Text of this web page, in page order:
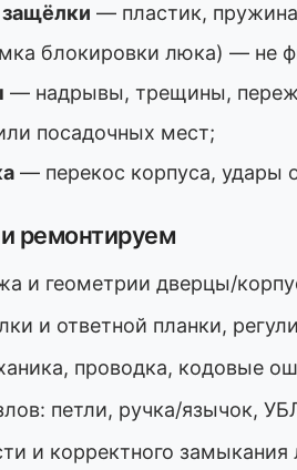
— пластик,
блокировки люка) — не
— надрывы, трещины,
посадочных мест;
— перекос корпуса, удары
ремонтируем
и геометрии дверцы/
и ответной планки,
проводка, кодовые
петли, ручка/язычок,
и корректного замыкания